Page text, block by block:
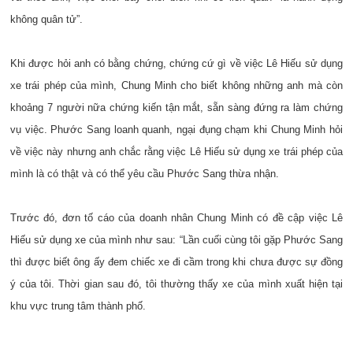
không quân tử”.
Khi được hỏi anh có bằng chứng, chứng cứ gì về việc Lê Hiếu sử dụng
xe trái phép của mình, Chung Minh cho biết không những anh mà còn
khoảng 7 người nữa chứng kiến tận mắt, sẵn sàng đứng ra làm chứng
vụ việc. Phước Sang loanh quanh, ngại đụng chạm khi Chung Minh hỏi
về việc này nhưng anh chắc rằng việc Lê Hiếu sử dụng xe trái phép của
mình là có thật và có thể yêu cầu Phước Sang thừa nhận.
Trước đó, đơn tố cáo của doanh nhân Chung Minh có đề cập việc Lê
Hiếu sử dụng xe của mình như sau: “Lần cuối cùng tôi gặp Phước Sang
thì được biết ông ấy đem chiếc xe đi cầm trong khi chưa được sự đồng
ý của tôi. Thời gian sau đó, tôi thường thấy xe của mình xuất hiện tại
khu vực trung tâm thành phố.